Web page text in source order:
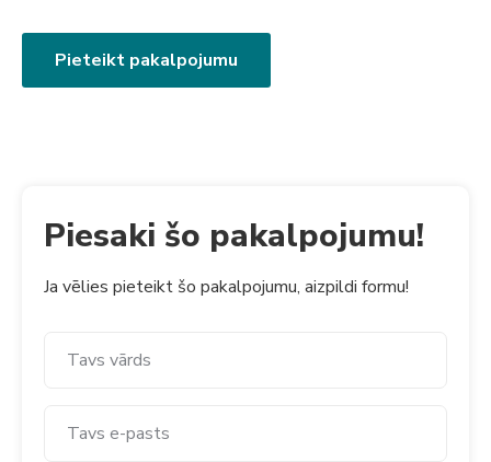
Pieteikt pakalpojumu
Piesaki šo pakalpojumu!
Ja vēlies pieteikt šo pakalpojumu, aizpildi formu!